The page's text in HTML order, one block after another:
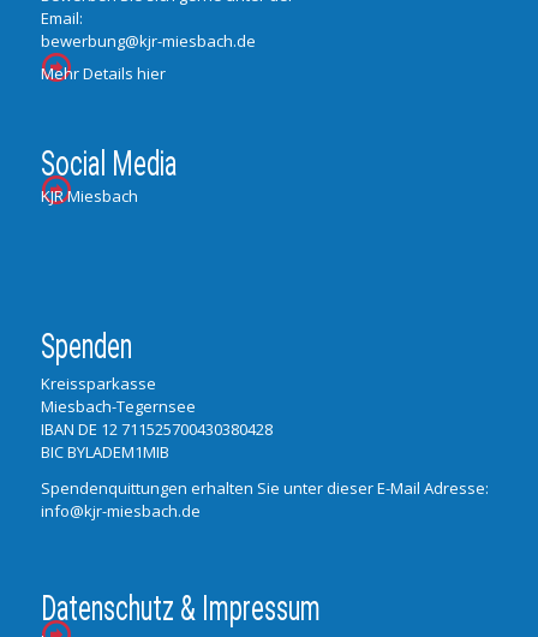
Email:
bewerbung@kjr-miesbach.de
Mehr Details hier
Social Media
KJR Miesbach
Spenden
Kreissparkasse
Miesbach-Tegernsee
IBAN DE 12 711525700430380428
BIC BYLADEM1MIB
Spendenquittungen erhalten Sie unter dieser E-Mail Adresse:
info@kjr-miesbach.de
Datenschutz & Impressum